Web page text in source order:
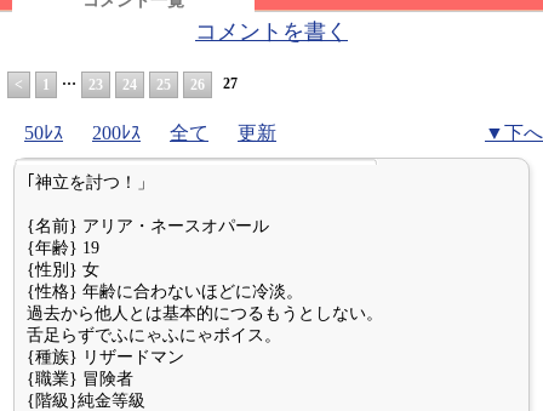
コメントを書く
< 1 … 23 24 25 26 27
50ﾚｽ 200ﾚｽ 全て 更新 ▼下へ
｢神立を討つ！」
{名前} アリア・ネースオパール
{年齢} 19
{性別} 女
{性格} 年齢に合わないほどに冷淡。
過去から他人とは基本的につるもうとしない。
舌足らずでふにゃふにゃボイス。
{種族} リザードマン
{職業} 冒険者
{階級}純金等級